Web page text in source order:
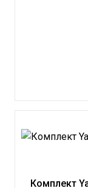
Комплект